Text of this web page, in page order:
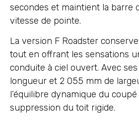
secondes et maintient la barre
vitesse de pointe.
La version F Roadster
tout en offrant les sensations
conduite à ciel ouvert. Avec
longueur et 2 055 mm de
l’équilibre dynamique du
suppression du toit rigide.